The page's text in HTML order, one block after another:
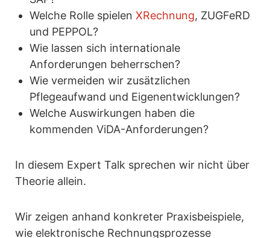
Welche Rolle spielen XRechnung, ZUGFeRD
und PEPPOL?
Wie lassen sich internationale
Anforderungen beherrschen?
Wie vermeiden wir zusätzlichen
Pflegeaufwand und Eigenentwicklungen?
Welche Auswirkungen haben die
kommenden ViDA-Anforderungen?
In diesem Expert Talk sprechen wir nicht über
Theorie allein.
Wir zeigen anhand konkreter Praxisbeispiele,
wie elektronische Rechnungsprozesse